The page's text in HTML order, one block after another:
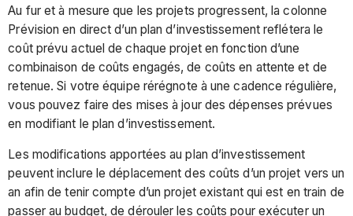
Au fur et à mesure que les projets progressent, la colonne
Prévision en direct d’un plan d’investissement reflétera le
coût prévu actuel de chaque projet en fonction d’une
combinaison de coûts engagés, de coûts en attente et de
retenue. Si votre équipe rérégnote à une cadence régulière,
vous pouvez faire des mises à jour des dépenses prévues
en modifiant le plan d’investissement.
Les modifications apportées au plan d’investissement
peuvent inclure le déplacement des coûts d’un projet vers un
an afin de tenir compte d’un projet existant qui est en train de
passer au budget, de dérouler les coûts pour exécuter un